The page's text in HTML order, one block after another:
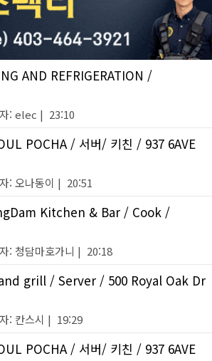
AND REFRIGERATION /
: elec | 23:10
POCHA / 서버/ 키친 / 937 6AVE
: 오나동이 | 20:51
Kitchen & Bar / Cook /
: 청담마호가니 | 20:18
grill / Server / 500 Royal Oak Dr
: 칸스시 | 19:29
POCHA / 서버/ 키친 / 937 6AVE